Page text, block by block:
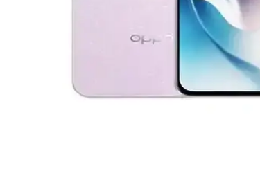
Yaklaşımlar
güncel teknolojik gelişmeler özetleniyor.
içerir.